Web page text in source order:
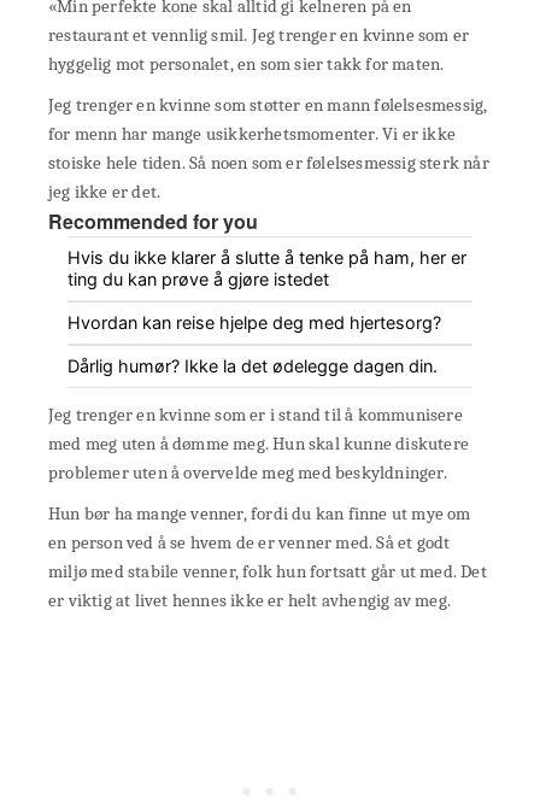
«Min perfekte kone skal alltid gi kelneren på en
restaurant et vennlig smil. Jeg trenger en kvinne som er
hyggelig mot personalet, en som sier takk for maten.
Jeg trenger en kvinne som støtter en mann følelsesmessig,
for menn har mange usikkerhetsmomenter. Vi er ikke
stoiske hele tiden. Så noen som er følelsesmessig sterk når
jeg ikke er det.
Recommended for you
Hvis du ikke klarer å slutte å tenke på ham, her er
ting du kan prøve å gjøre istedet
Hvordan kan reise hjelpe deg med hjertesorg?
Dårlig humør? Ikke la det ødelegge dagen din.
Jeg trenger en kvinne som er i stand til å kommunisere
med meg uten å dømme meg. Hun skal kunne diskutere
problemer uten å overvelde meg med beskyldninger.
Hun bør ha mange venner, fordi du kan finne ut mye om
en person ved å se hvem de er venner med. Så et godt
miljø med stabile venner, folk hun fortsatt går ut med. Det
er viktig at livet hennes ikke er helt avhengig av meg.